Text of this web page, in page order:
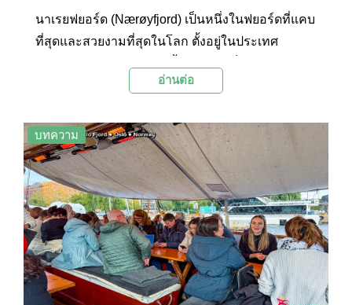
นาเรยฟยอร์ด (Nærøyfjord) เป็นหนึ่งในฟยอร์ดที่แคบ
ที่สุดและสวยงามที่สุดในโลก ตั้งอยู่ในประเทศ
โดยองค์การยูเนสโก (UNESCO) อีกด้วย การล่อง
โลกแห่งความมหัศจรรย์ของธรรมชาติที่โอบล้อม
ด้วยขุนเขาสูงชัน น้ำทะเลสีคราม และหมู่บ้านเล็กๆ ที่
ซ่อนตัวอยู่ตามไหล่เขา
อ่านต่อ
บทความ